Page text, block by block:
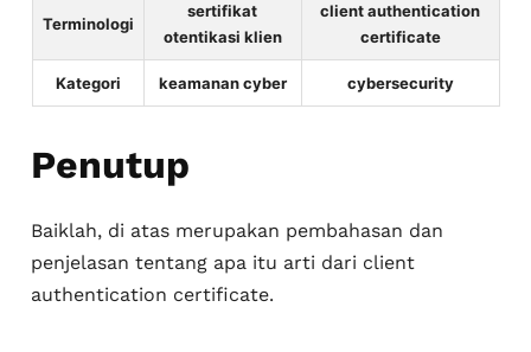
Terminologi
sertifikat
otentikasi klien
client authentication
certificate
Kategori keamanan cyber cybersecurity
Penutup
Baiklah, di atas merupakan pembahasan dan
penjelasan tentang apa itu arti dari client
authentication certificate.